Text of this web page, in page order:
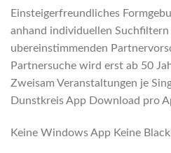
Einsteigerfreundliches
anhand individuellen
ubereinstimmenden
Partnersuche wird erst ab 50
Zweisam Veranstaltungen je
Dunstkreis App Download pro
Keine Windows App Keine